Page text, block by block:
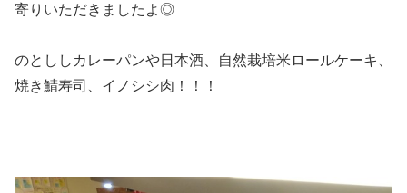
寄りいただきましたよ◎
のとししカレーパンや日本酒、自然栽培米ロールケーキ、
焼き鯖寿司、イノシシ肉！！！